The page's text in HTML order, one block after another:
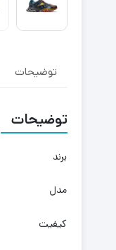
توضیحات
توضیحات
برند
مدل
کیفیت